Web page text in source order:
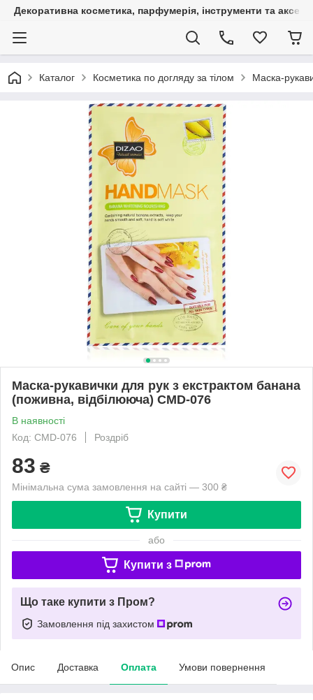
Декоративна косметика, парфумерія, інструменти та
Каталог Косметика по догляду за тілом Маска-
Маска-рукавички для рук з екстрактом банана
(поживна, відбілююча) CMD-076
В наявності
Код: CMD-076
Роздріб
83 ₴
Мінімальна сума замовлення на сайті — 300 ₴
Купити
або
Купити з
Що таке купити з Пром?
Замовлення під захистом
Опис Доставка Оплата Умови повернення